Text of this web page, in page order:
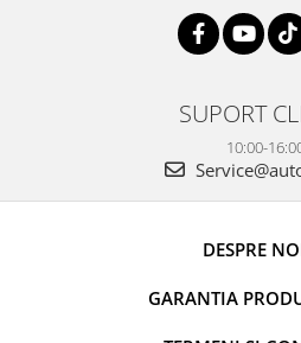
SUPORT
10:00-
DESPRE
GARANTIA